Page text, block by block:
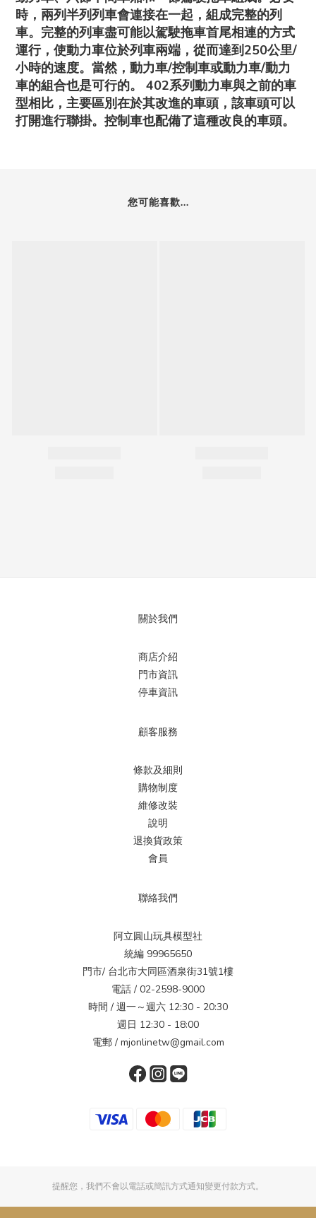
時，兩列半列列車會連接在一起，組成完整的列
車。完整的列車盡可能以駕駛拖車首尾相連的方式
運行，使動力車位於列車兩端，從而達到250公里/
小時的速度。當然，動力車/控制車或動力車/動力
車的組合也是可行的。 402系列動力車與之前的車
型相比，主要區別在於其改進的車頭，該車頭可以
打開進行聯掛。控制車也配備了這種改良的車頭。
您可能喜歡...
關於我們
商店介紹
門市資訊
停車資訊
顧客服務
條款及細則
購物制度
維修改裝
說明
退換貨政策
會員
聯絡我們
阿立圓山玩具模型社
統編 99965650
門市/ 台北市大同區酒泉街31號1樓
電話 / 02-2598-9000
時間 / 週一～週六 12:30 - 20:30
週日 12:30 - 18:00
電郵 / mjonlinetw@gmail.com
提醒您，我們不會以電話或簡訊方式通知變更付款方式。